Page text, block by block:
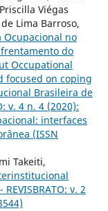
Viégas
Lima Barroso,
Ocupacional no
do
Occupational
focused on coping
Brasileira de
v. 4 n. 4 (2020):
interfaces
(ISSN
Takeiti,
v. 2